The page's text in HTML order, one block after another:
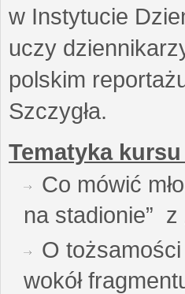
w Instytucie
uczy
polskim
Szczygła.
Tematyka
Co mówić
na stadionie” z
O
wokół